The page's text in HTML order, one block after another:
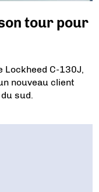
tour pour
Lockheed C-130J,
nouveau client
sud.